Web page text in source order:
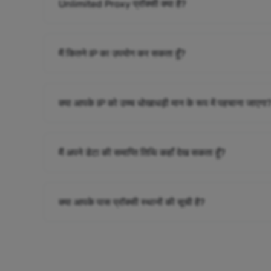
Unlimited Proxy प्रॉक्सी क्या है?
मैं कितने IP का उपयोग कर सकता हूँ?
क्या आपके IP को उच्च धोखाधड़ी मान के रूप में पहचाना
मैं अपने डेटा की समाप्ति तिथि कहाँ देख सकता हूँ?
क्या आपके पास प्रॉक्सी स्थानों की सूची है?